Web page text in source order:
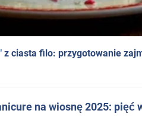
z ciasta filo: przygotowanie
na wiosnę 2025: pięć